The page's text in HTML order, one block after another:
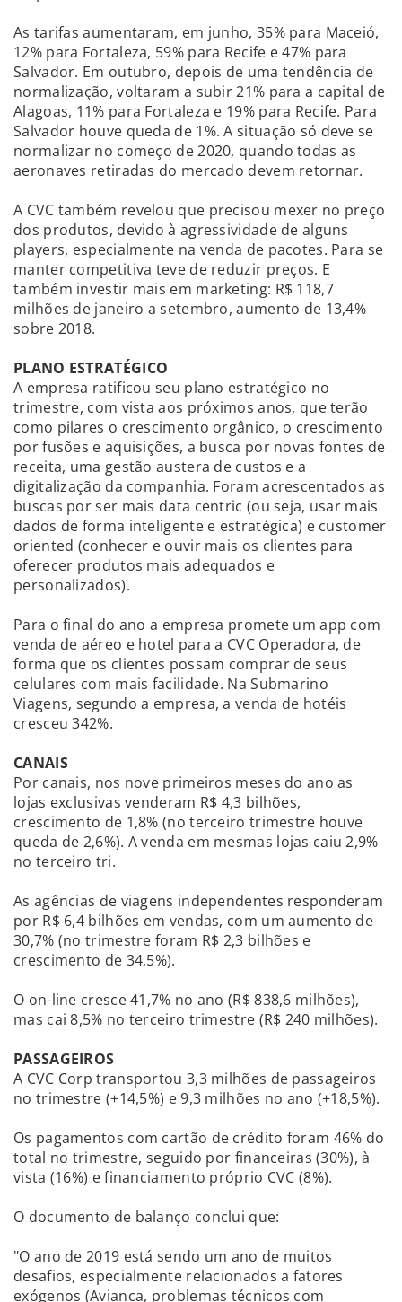
As tarifas aumentaram, em junho, 35% para Maceió,
12% para Fortaleza, 59% para Recife e 47% para
Salvador. Em outubro, depois de uma tendência de
normalização, voltaram a subir 21% para a capital de
Alagoas, 11% para Fortaleza e 19% para Recife. Para
Salvador houve queda de 1%. A situação só deve se
normalizar no começo de 2020, quando todas as
aeronaves retiradas do mercado devem retornar.
A CVC também revelou que precisou mexer no preço
dos produtos, devido à agressividade de alguns
players, especialmente na venda de pacotes. Para se
manter competitiva teve de reduzir preços. E
também investir mais em marketing: R$ 118,7
milhões de janeiro a setembro, aumento de 13,4%
sobre 2018.
PLANO ESTRATÉGICO
A empresa ratificou seu plano estratégico no
trimestre, com vista aos próximos anos, que terão
como pilares o crescimento orgânico, o crescimento
por fusões e aquisições, a busca por novas fontes de
receita, uma gestão austera de custos e a
digitalização da companhia. Foram acrescentados as
buscas por ser mais data centric (ou seja, usar mais
dados de forma inteligente e estratégica) e customer
oriented (conhecer e ouvir mais os clientes para
oferecer produtos mais adequados e
personalizados).
Para o final do ano a empresa promete um app com
venda de aéreo e hotel para a CVC Operadora, de
forma que os clientes possam comprar de seus
celulares com mais facilidade. Na Submarino
Viagens, segundo a empresa, a venda de hotéis
cresceu 342%.
CANAIS
Por canais, nos nove primeiros meses do ano as
lojas exclusivas venderam R$ 4,3 bilhões,
crescimento de 1,8% (no terceiro trimestre houve
queda de 2,6%). A venda em mesmas lojas caiu 2,9%
no terceiro tri.
As agências de viagens independentes responderam
por R$ 6,4 bilhões em vendas, com um aumento de
30,7% (no trimestre foram R$ 2,3 bilhões e
crescimento de 34,5%).
O on-line cresce 41,7% no ano (R$ 838,6 milhões),
mas cai 8,5% no terceiro trimestre (R$ 240 milhões).
PASSAGEIROS
A CVC Corp transportou 3,3 milhões de passageiros
no trimestre (+14,5%) e 9,3 milhões no ano (+18,5%).
Os pagamentos com cartão de crédito foram 46% do
total no trimestre, seguido por financeiras (30%), à
vista (16%) e financiamento próprio CVC (8%).
O documento de balanço conclui que:
"O ano de 2019 está sendo um ano de muitos
desafios, especialmente relacionados a fatores
exógenos (Avianca, problemas técnicos com